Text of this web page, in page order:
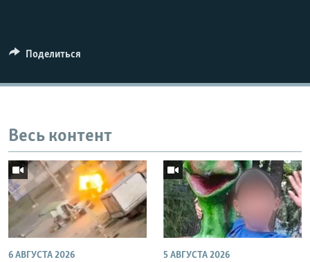
Поделиться
Весь контент
6 АВГУСТА 2026 5 АВГУСТА 2026